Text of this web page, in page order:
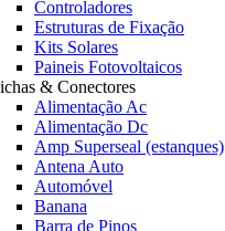
Controladores
Estruturas de Fixação
Kits Solares
Paineis Fotovoltaicos
& Conectores
Alimentação Ac
Alimentação Dc
Amp Superseal (estanques)
Antena Auto
Automóvel
Banana
Barra de Pinos